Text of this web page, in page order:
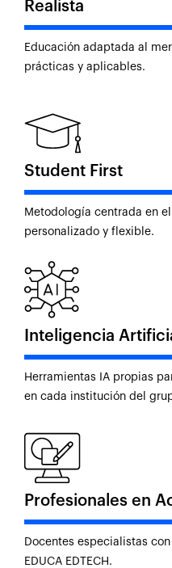
Realista
Educación adaptada al
prácticas y aplicables.
Student First
Metodología centrada en
personalizado y flexible.
Inteligencia
Herramientas IA propias
en cada institución del
Profesionales en
Docentes especialistas
EDUCA EDTECH.